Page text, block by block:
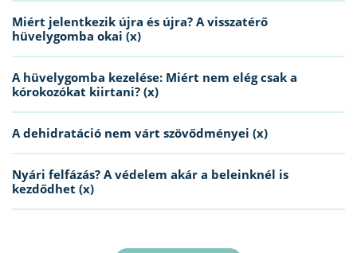
Miért jelentkezik újra és újra? A visszatérő
hüvelygomba okai (x)
A hüvelygomba kezelése: Miért nem elég csak a
kórokozókat kiirtani? (x)
A dehidratáció nem várt szövődményei (x)
Nyári felfázás? A védelem akár a beleinknél is
kezdődhet (x)